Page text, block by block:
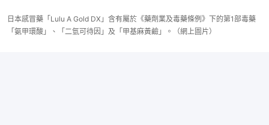
日本感冒藥「Lulu A Gold DX」含有屬於《藥劑業及毒藥條例》下的第1部毒藥
「氨甲環酸」、「二氫可待因」及「甲基麻黃鹼」。（網上圖片）